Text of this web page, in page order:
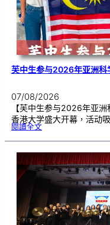
芙中生参与2026年亚洲科
07/08/2026
【芙中生参与2026年亚
香港大学盛大开幕，活动
閱讀全文:芙
参
2
0
2
6
年
亚
洲科